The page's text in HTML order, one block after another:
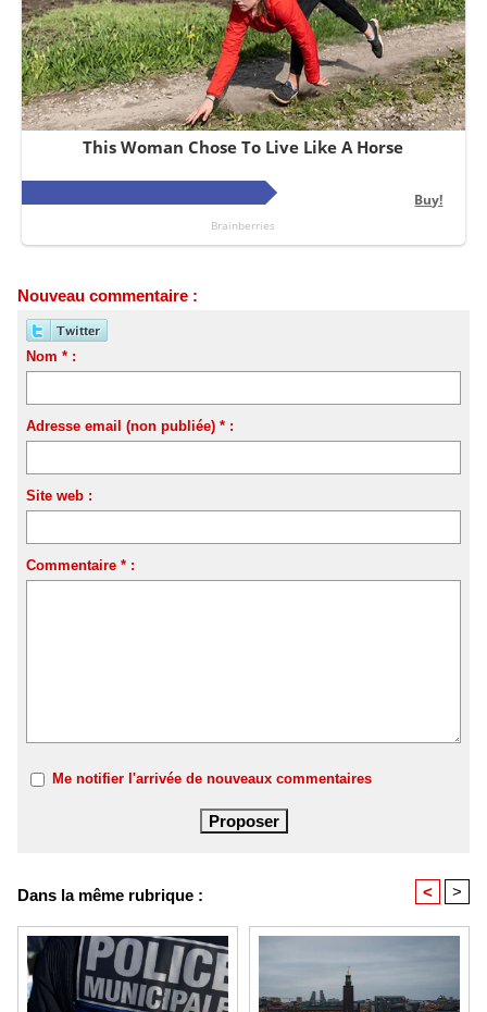
Nouveau commentaire :
Nom * :
Adresse email (non publiée) * :
Site web :
Commentaire * :
Me notifier l'arrivée de nouveaux commentaires
Dans la même rubrique : < >